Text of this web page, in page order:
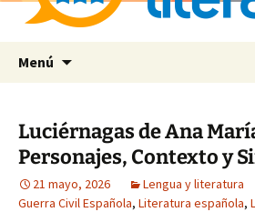
Menú
Luciérnagas de Ana
Personajes, Contexto y
21 mayo, 2026 Lengua y literatura
Guerra Civil Española, Literatura española,